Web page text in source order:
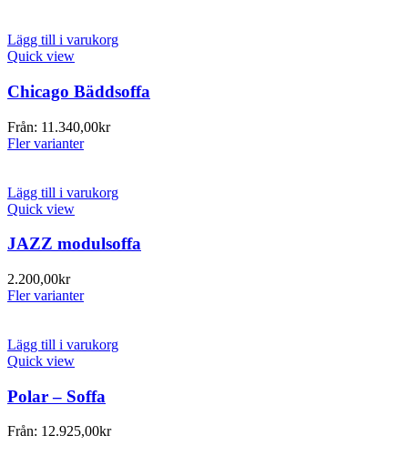
Lägg till i varukorg
Quick view
Chicago Bäddsoffa
Från: 11.340,00kr
Fler varianter
Lägg till i varukorg
Quick view
JAZZ modulsoffa
2.200,00kr
Fler varianter
Lägg till i varukorg
Quick view
Polar – Soffa
Från: 12.925,00kr